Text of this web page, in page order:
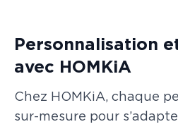
Personnalisation
avec HOMKiA
Chez HOMKiA, chaque
sur-mesure pour